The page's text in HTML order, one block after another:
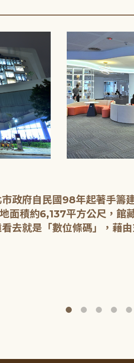
政府自民國98年起著手籌
面積約6,137平方公尺，館
去就是「數位條碼」，藉